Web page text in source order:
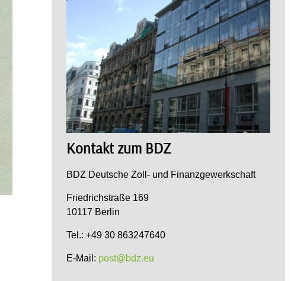
Kontakt zum BDZ
BDZ Deutsche Zoll- und Finanzgewerkschaft
Friedrichstraße 169
10117 Berlin
Tel.: +49 30 863247640
E-Mail: post@bdz.eu